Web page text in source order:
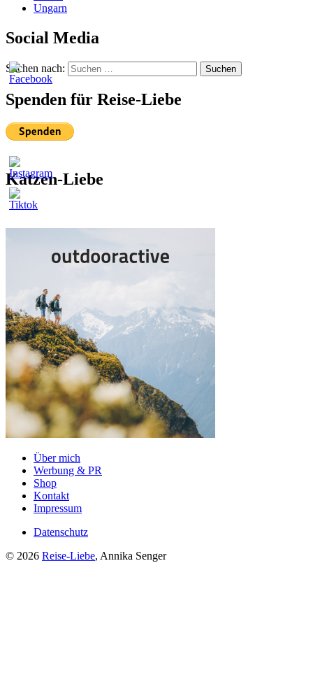
Ungarn
Social Media
Suchen nach: Suchen
Spenden für Reise-Liebe
Katzen-Liebe
Über mich
Werbung & PR
Shop
Kontakt
Impressum
Datenschutz
© 2026 Reise-Liebe, Annika Senger